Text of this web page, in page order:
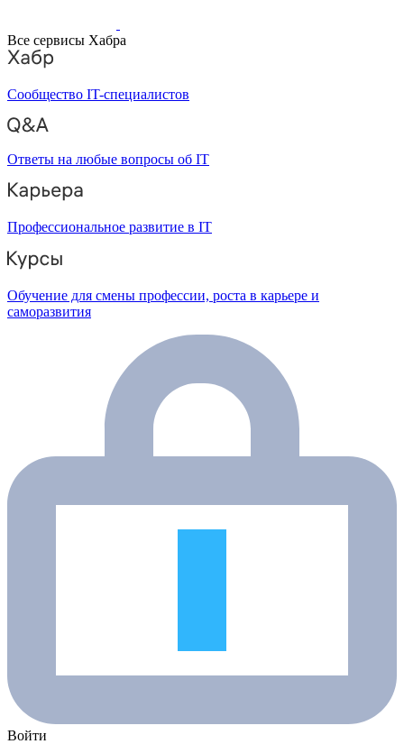
Все сервисы Хабра
Сообщество IT-специалистов
Ответы на любые вопросы об IT
Профессиональное развитие в IT
Обучение для смены профессии, роста в карьере и
саморазвития
Войти